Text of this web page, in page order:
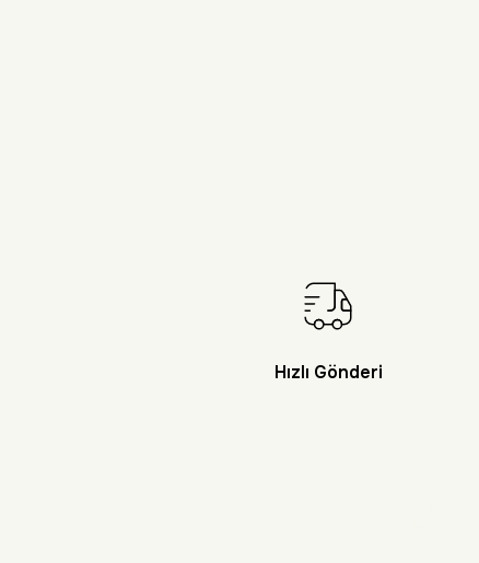
Hızlı Gönderi